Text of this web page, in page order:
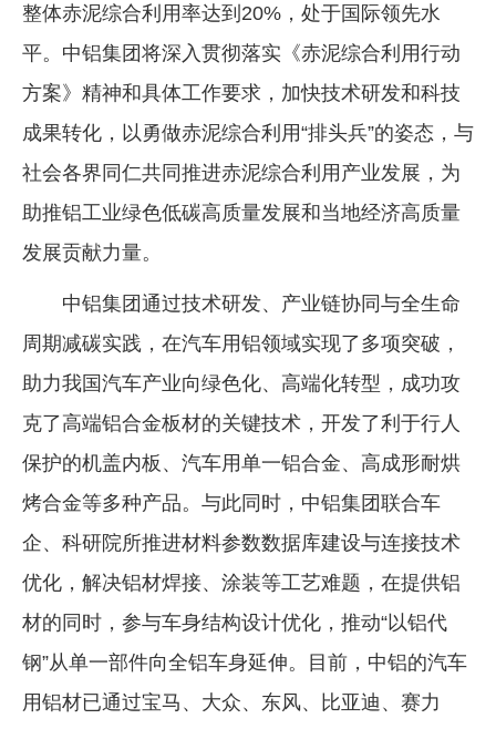
整体赤泥综合利用率达到20%，处于国际领先水
平。中铝集团将深入贯彻落实《赤泥综合利用行动
方案》精神和具体工作要求，加快技术研发和科技
成果转化，以勇做赤泥综合利用“排头兵”的姿态，与
社会各界同仁共同推进赤泥综合利用产业发展，为
助推铝工业绿色低碳高质量发展和当地经济高质量
发展贡献力量。
中铝集团通过技术研发、产业链协同与全生命
周期减碳实践，在汽车用铝领域实现了多项突破，
助力我国汽车产业向绿色化、高端化转型，成功攻
克了高端铝合金板材的关键技术，开发了利于行人
保护的机盖内板、汽车用单一铝合金、高成形耐烘
烤合金等多种产品。与此同时，中铝集团联合车
企、科研院所推进材料参数数据库建设与连接技术
优化，解决铝材焊接、涂装等工艺难题，在提供铝
材的同时，参与车身结构设计优化，推动“以铝代
钢”从单一部件向全铝车身延伸。目前，中铝的汽车
用铝材已通过宝马、大众、东风、比亚迪、赛力